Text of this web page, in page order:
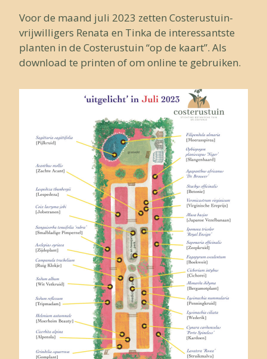
Voor de maand juli 2023 zetten Costerustuin-
vrijwilligers Renata en Tinka de interessantste
planten in de Costerustuin “op de kaart”. Als
download te printen of om online te gebruiken.